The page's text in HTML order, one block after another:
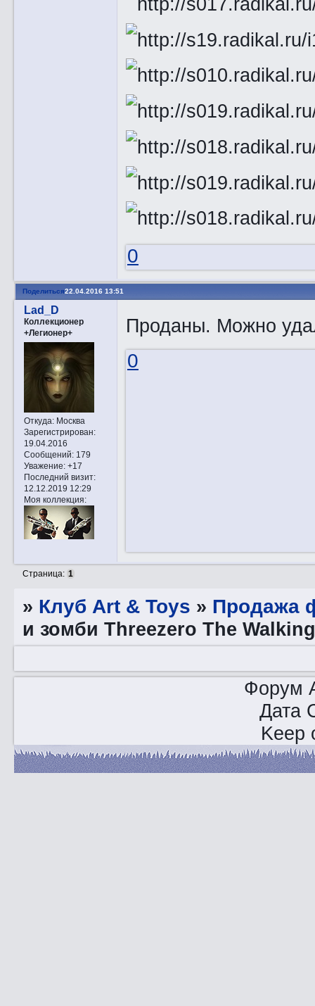
0
Поделиться22.04.2016 13:51
Lad_D
Коллекционер
+Легионер+
Откуда:Москва
Зарегистрирован:
19.04.2016
Сообщений:179
Уважение: +17
Последний визит:
12.12.2019 12:29
Моя коллекция:
Проданы. Можно
0
Страница: 1
» Клуб Art & Toys » Продажа
и зомби Threezero The
Форум
Дата
Keep